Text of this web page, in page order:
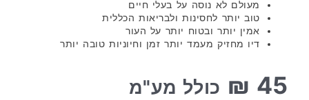
מעולם לא נוסה על בעלי חיים
טוב יותר לחסינות ולבריאות הכללית
אמין יותר ובטוח יותר על העור
דיו מחזיק מעמד יותר זמן וחיוניות טובה יותר
₪ 45 כולל מע"מ